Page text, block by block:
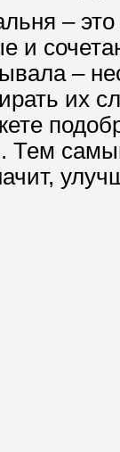
–
и
–
их
Тем